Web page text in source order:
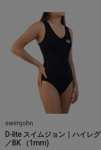
swimjohn
D-lite スイムジョン｜ハイレグ
／BK （1mm)